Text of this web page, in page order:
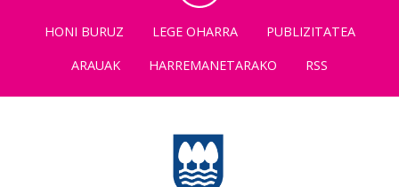
HONI BURUZ LEGE OHARRA
PUBLIZITATEA
ARAUAK
HARREMANETARAKO RSS